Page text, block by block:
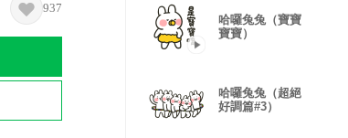
937
哈囉兔兔（寶寶
寶寶）
哈囉兔兔（超絕
好調篇#3）